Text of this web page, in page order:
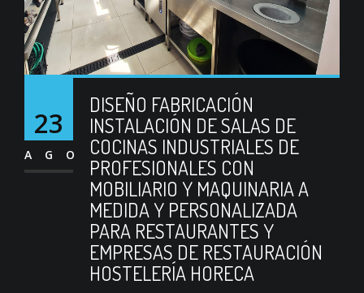
23
AGO
DISEÑO FABRICACIÓN
INSTALACIÓN DE SALAS DE
COCINAS INDUSTRIALES DE
PROFESIONALES CON
MOBILIARIO Y MAQUINARIA A
MEDIDA Y PERSONALIZADA
PARA RESTAURANTES Y
EMPRESAS DE RESTAURACIÓN
HOSTELERÍA HORECA